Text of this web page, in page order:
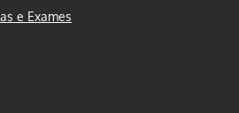
e Exames